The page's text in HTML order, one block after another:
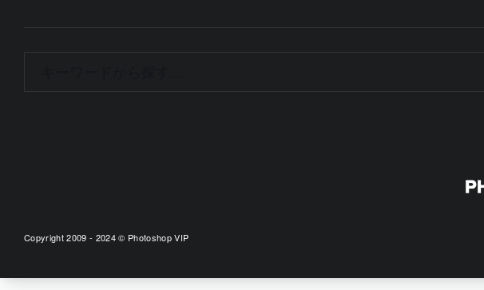
Copyright 2009 - 2024 © Photoshop VIP